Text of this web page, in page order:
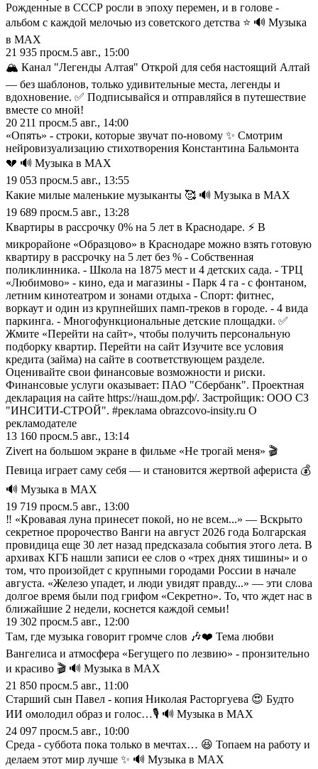
Рожденные в СССР росли в эпоху перемен, и в голове -
альбом с каждой мелочью из советского детства ⭐ 🔊 Музыка
в МАХ
21 935 просм.5 авг., 15:00
🏔️ Канал "Легенды Алтая" Открой для себя настоящий Алтай
— без шаблонов, только удивительные места, легенды и
вдохновение. ✅ Подписывайся и отправляйся в путешествие
вместе со мной!
20 211 просм.5 авг., 14:00
«Опять» - строки, которые звучат по‑новому ✨ Смотрим
нейровизуализацию стихотворения Константина Бальмонта
💔 🔊 Музыка в МАХ
19 053 просм.5 авг., 13:55
Какие милые маленькие музыканты 🥰 🔊 Музыка в МАХ
19 689 просм.5 авг., 13:28
Квартиры в рассрочку 0% на 5 лет в Краснодаре. ⚡ В
микрорайоне «Образцово» в Краснодаре можно взять готовую
квартиру в рассрочку на 5 лет без % - Собственная
поликлинника. - Школа на 1875 мест и 4 детских сада. - ТРЦ
«Любимово» - кино, еда и магазины - Парк 4 га - с фонтаном,
летним кинотеатром и зонами отдыха - Спорт: фитнес,
воркаут и один из крупнейших памп-треков в городе. - 4 вида
паркинга. - Многофункциональные детские площадки. ✅
Жмите «Перейти на сайт», чтобы получить персональную
подборку квартир. Перейти на сайт Изучите все условия
кредита (займа) на сайте в соответствующем разделе.
Оценивайте свои финансовые возможности и риски.
Финансовые услуги оказывает: ПАО "Сбербанк". Проектная
декларация на сайте https://наш.дом.рф/. Застройщик: ООО СЗ
"ИНСИТИ-СТРОЙ". #реклама obrazcovo-insity.ru О
рекламодателе
13 160 просм.5 авг., 13:14
Zivert на большом экране в фильме «Не трогай меня» 🎬
Певица играет саму себя — и становится жертвой афериста 💰
🔊 Музыка в МАХ
19 719 просм.5 авг., 13:00
‼️ «Кровавая луна принесет покой, но не всем...» — Вскрыто
секретное пророчество Ванги на август 2026 года Болгарская
провидица еще 30 лет назад предсказала события этого лета. В
архивах КГБ нашли записи ее слов о «трех днях тишины» и о
том, что произойдет с крупными городами России в начале
августа. «Железо упадет, и люди увидят правду...» — эти слова
долгое время были под грифом «Секретно». То, что ждет нас в
ближайшие 2 недели, коснется каждой семьи!
19 302 просм.5 авг., 12:00
Там, где музыка говорит громче слов 🎶❤️ Тема любви
Вангелиса и атмосфера «Бегущего по лезвию» - пронзительно
и красиво 🎬 🔊 Музыка в МАХ
21 850 просм.5 авг., 11:00
Старший сын Павел - копия Николая Расторгуева 😍 Будто
ИИ омолодил образ и голос…🎙️ 🔊 Музыка в МАХ
24 097 просм.5 авг., 10:00
Среда - суббота пока только в мечтах… 😆 Топаем на работу и
делаем этот мир лучше ✨ 🔊 Музыка в МАХ